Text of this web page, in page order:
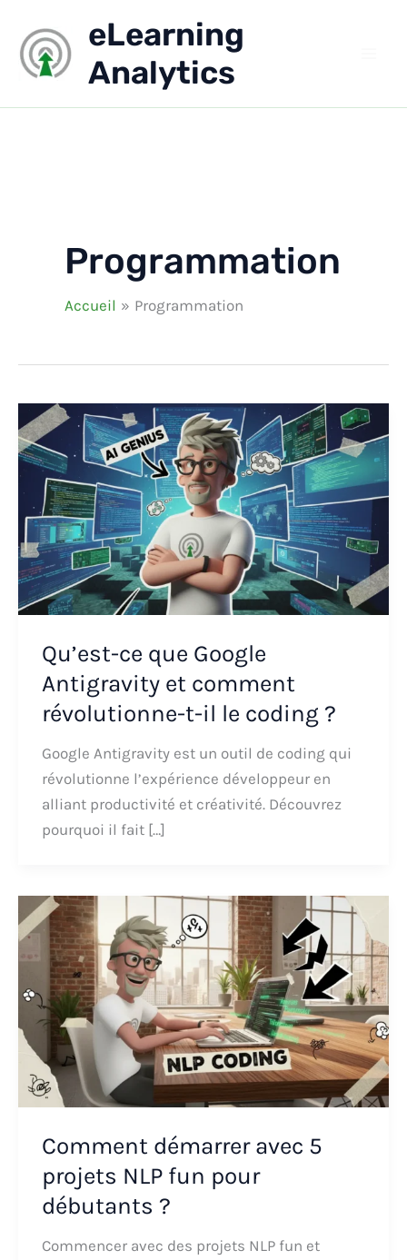
contenu
eLearning
Analytics
Programmation
Accueil Programmation
Qu’est-ce que Google
Antigravity et comment
révolutionne-t-il le coding ?
Google Antigravity est un outil de coding qui
révolutionne l’expérience développeur en
alliant productivité et créativité. Découvrez
pourquoi il fait […]
Comment démarrer avec 5
projets NLP fun pour
débutants ?
Commencer avec des projets NLP fun et